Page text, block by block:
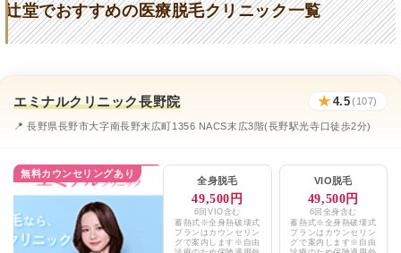
Dazmo ★5 (2件)
湘南辻堂はま皮膚科 ★3.2 (48件)
梅津クリニック ★3.1 (40件)
湘南美容クリニック ★4.8 (1773件)
湘南石黒メディカルクリニック ★4.5 (514件)
セシリアクリニック ★4 (75件)
辻堂でおすすめの医療脱毛クリニック一覧
エミナルクリニック長野院 ★ 4.5(107)
📍 長野県長野市大字南長野末広町1356 NACS末広3階(長野駅光寺口徒歩2分)
無料カウンセリングあり
全身脱毛
49,500円
6回VIO含む
蓄熱式※全身熱破壊式
プランはカウンセリン
グで案内します※自由
VIO脱毛
49,500円
6回全身含む
蓄熱式※全身熱破壊式
プランはカウンセリン
グで案内します※自由